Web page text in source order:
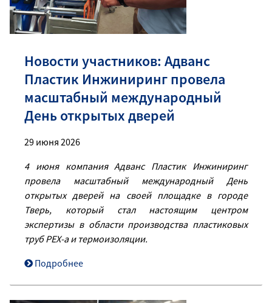
Новости участников: Адванс
Пластик Инжиниринг провела
масштабный международный
День открытых дверей
29 июня 2026
4 июня компания Адванс Пластик Инжиниринг
провела масштабный международный День
открытых дверей на своей площадке в городе
Тверь, который стал настоящим центром
экспертизы в области производства пластиковых
труб PEX-a и термоизоляции.
Подробнее